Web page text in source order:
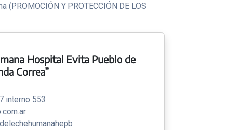
Y PROTECCIÓN DE LOS
Hospital Evita Pueblo de
Correa”
interno 553